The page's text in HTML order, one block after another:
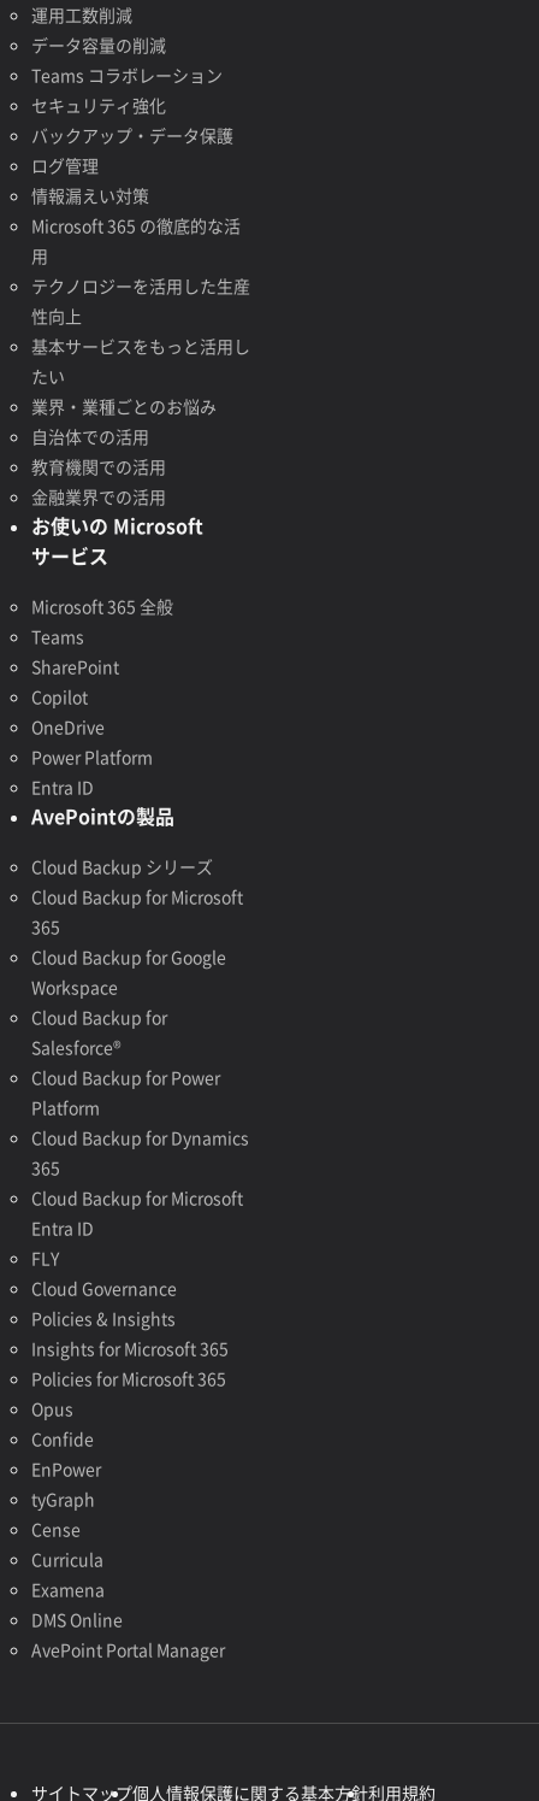
運用工数削減
データ容量の削減
Teams コラボレーション
セキュリティ強化
バックアップ・データ保護
ログ管理
情報漏えい対策
Microsoft 365 の徹底的な活
用
テクノロジーを活用した生産
性向上
基本サービスをもっと活用し
たい
業界・業種ごとのお悩み
自治体での活用
教育機関での活用
金融業界での活用
お使いの Microsoft
サービス
Microsoft 365 全般
Teams
SharePoint
Copilot
OneDrive
Power Platform
Entra ID
AvePointの製品
Cloud Backup シリーズ
Cloud Backup for Microsoft
365
Cloud Backup for Google
Workspace
Cloud Backup for
Salesforce®
Cloud Backup for Power
Platform
Cloud Backup for Dynamics
365
Cloud Backup for Microsoft
Entra ID
FLY
Cloud Governance
Policies & Insights
Insights for Microsoft 365
Policies for Microsoft 365
Opus
Confide
EnPower
tyGraph
Cense
Curricula
Examena
DMS Online
AvePoint Portal Manager
サイトマップ個人情報保護に関する基本方針利用規約